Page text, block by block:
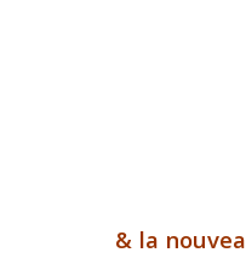
& la